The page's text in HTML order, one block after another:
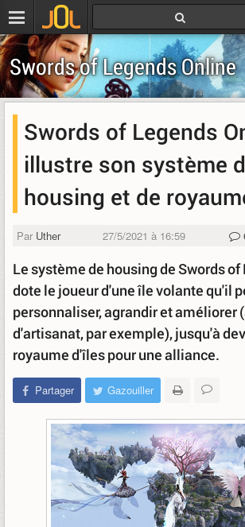
Swords of Legends Online
Swords of Legends
illustre son système
housing et de
Par Uther 27/5/2021 à 16:59
Le système de housing de Swords
dote le joueur d'une île volante qu'il
personnaliser, agrandir et améliorer
d'artisanat, par exemple), jusqu'à
royaume d'îles pour une alliance.
Partager Gazouiller